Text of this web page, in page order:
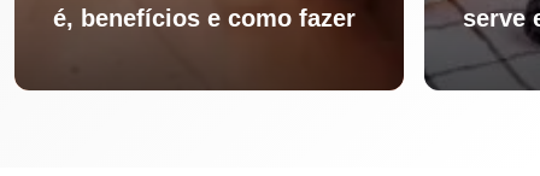
é, benefícios e como fazer
serve